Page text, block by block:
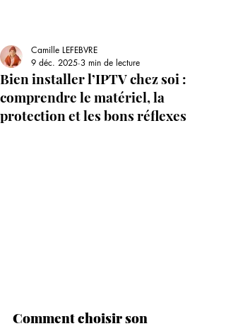
Bien installer l’IPTV chez soi :
comprendre le matériel, la
protection et les bons réflexes
Camille LEFEBVRE
9 déc. 2025 3 min de lecture
Comment choisir son